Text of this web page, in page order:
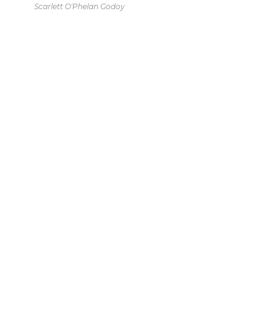
Scarlett O'Phelan Godoy